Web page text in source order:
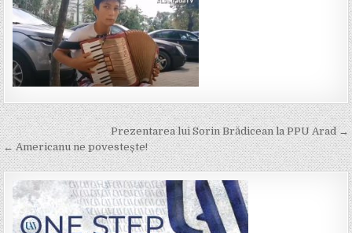
Post
navigation
Prezentarea lui Sorin Brădicean la PPU Arad →
← Americanu ne povestește!